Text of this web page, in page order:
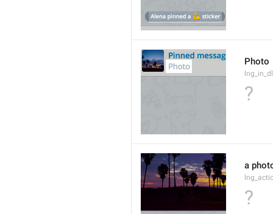
Photo
?
a
?